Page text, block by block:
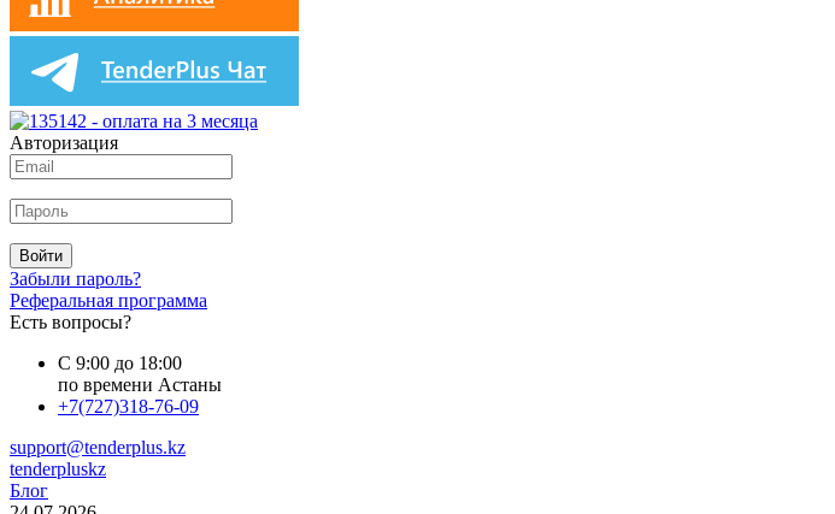
Авторизация
Войти
Забыли пароль?
Реферальная программа
Есть вопросы?
С 9:00 до 18:00
по времени Астаны
+7(727)318-76-09
support@tenderplus.kz
tenderpluskz
Блог